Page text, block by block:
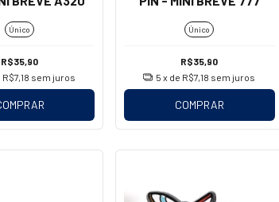
Único
R$35,90
R$7,18 sem juros
Único
R$35,90
5 x de R$7,18 sem juros
COMPRAR